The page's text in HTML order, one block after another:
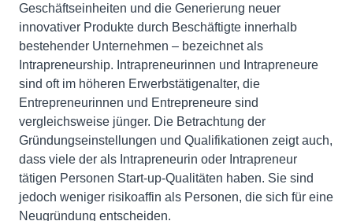
Geschäftseinheiten und die Generierung neuer
innovativer Produkte durch Beschäftigte innerhalb
bestehender Unternehmen – bezeichnet als
Intrapreneurship. Intrapreneurinnen und Intrapreneure
sind oft im höheren Erwerbstätigenalter, die
Entrepreneurinnen und Entrepreneure sind
vergleichsweise jünger. Die Betrachtung der
Gründungseinstellungen und Qualifikationen zeigt auch,
dass viele der als Intrapreneurin oder Intrapreneur
tätigen Personen Start-up-Qualitäten haben. Sie sind
jedoch weniger risikoaffin als Personen, die sich für eine
Neugründung entscheiden.